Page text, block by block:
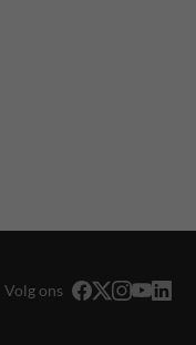
Volg ons